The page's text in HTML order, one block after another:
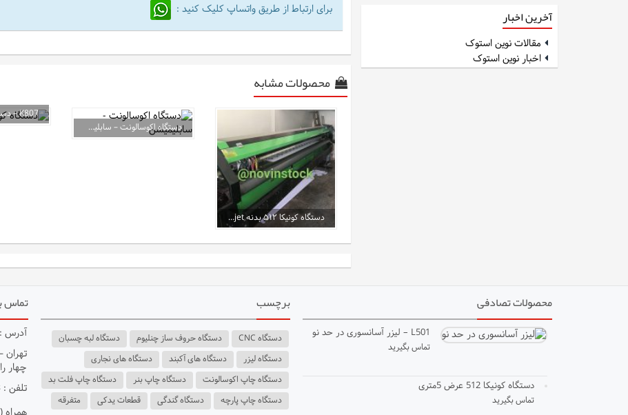
برای ارتباط از طریق واتساپ کلیک کنید :
محصولات مشابه
دستگاه کونیکا ۵۱۲ بدنه NTjet
دستگاه اکوسالونت – سابلیمیشن
آخرین اخبار
مقالات نوین استوک
اخبار نوین استوک
محصولات تصادفی
L501 – لیزر آسانسوری در حد نو
تماس بگیرید
دستگاه کونیکا 512 عرض 5متری
تماس بگیرید
برچسب
دستگاه CNC دستگاه حروف ساز چنلیوم
دستگاه لبه چسبان
دستگاه لیزر
دستگاه های آکبند
دستگاه های نجاری
دستگاه چاپ اکوسالونت
دستگاه چاپ بنر
دستگاه چاپ فلت بد
دستگاه چاپ پارچه
دستگاه گندگی قطعات یدکی متفرقه
تماس
آدرس :
تهران
چهار
تلفن : 49063 – 021